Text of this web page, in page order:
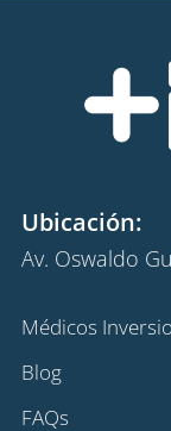
Ubicación:
Av. Oswaldo
Médicos
Blog
FAQs